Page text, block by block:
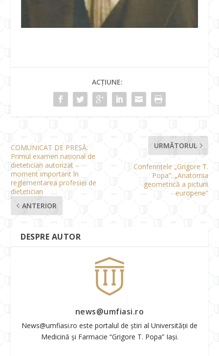
ACȚIUNE:
COMUNICAT DE PRESĂ:
Primul examen național de
dietetician autorizat –
moment important în
reglementarea profesiei de
dietetician
ANTERIOR
URMĂTORUL
Conferințele „Grigore T.
Popa”: „Anatomia
geometrică a picturii
europene”
DESPRE AUTOR
news@umfiasi.ro
News@umfiasi.ro este portalul de știri al Universității de
Medicină și Farmacie “Grigore T. Popa” Iași.